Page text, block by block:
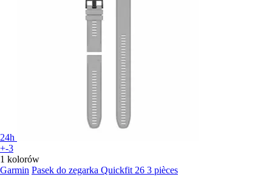
24h
+-3
1 kolorów
Garmin Pasek do zegarka Quickfit 26 3 pièces